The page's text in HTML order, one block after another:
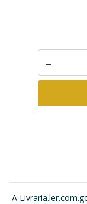
-
A